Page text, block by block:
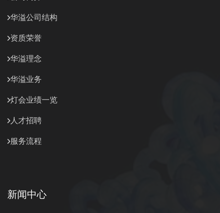
华溢公司结构
资质荣誉
华溢理念
华溢业务
灯会业绩一览
人才招聘
服务流程
新闻中心